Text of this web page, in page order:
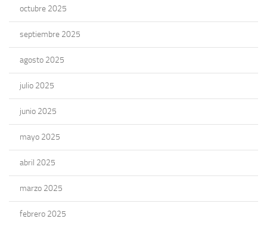
octubre 2025
septiembre 2025
agosto 2025
julio 2025
junio 2025
mayo 2025
abril 2025
marzo 2025
febrero 2025